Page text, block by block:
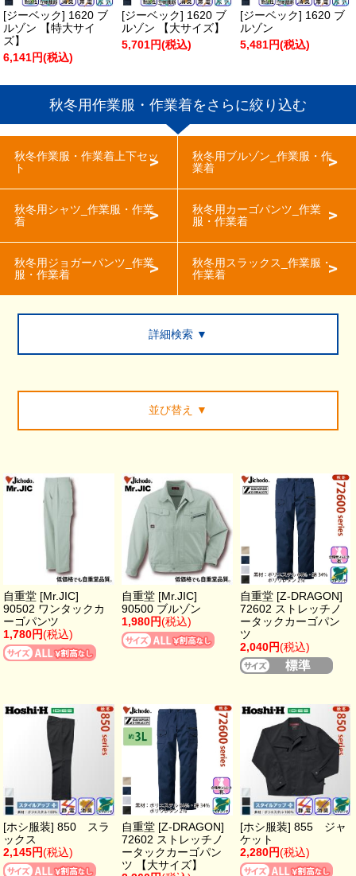
[ジーベック] 1620 ブ
ルゾン 【特大サイ
ズ】
6,141円(税込)
[ジーベック] 1620 ブ
ルゾン 【大サイズ】
5,701円(税込)
[ジーベック] 1620 ブ
ルゾン
5,481円(税込)
秋冬用作業服・作業着をさらに絞り込む
秋冬作業服・作業着上下セッ
ト
秋冬用ブルゾン_作業服・作
業着
秋冬用シャツ_作業服・作業
着
秋冬用カーゴパンツ_作業
服・作業着
秋冬用ジョガーパンツ_作業
服・作業着
秋冬用スラックス_作業服・
作業着
詳細検索 ▼
並び替え ▼
自重堂 [Mr.JIC]
90502 ワンタックカ
ーゴパンツ
1,780円(税込)
自重堂 [Mr.JIC]
90500 ブルゾン
1,980円(税込)
自重堂 [Z-DRAGON]
72602 ストレッチノ
ータックカーゴパン
ツ
2,040円(税込)
[ホシ服装] 850 スラ
ックス
2,145円(税込)
自重堂 [Z-DRAGON]
72602 ストレッチノ
ータックカーゴパン
ツ 【大サイズ】
[ホシ服装] 855 ジャ
ケット
2,280円(税込)